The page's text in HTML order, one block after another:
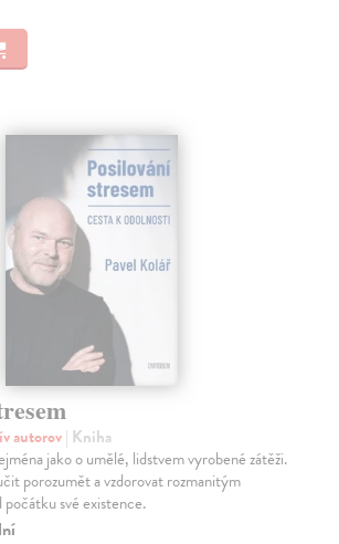
autorov| Kniha
jako o umělé, lidstvem vyrobené zátěži.
porozumět a vzdorovat rozmanitým
své existence.